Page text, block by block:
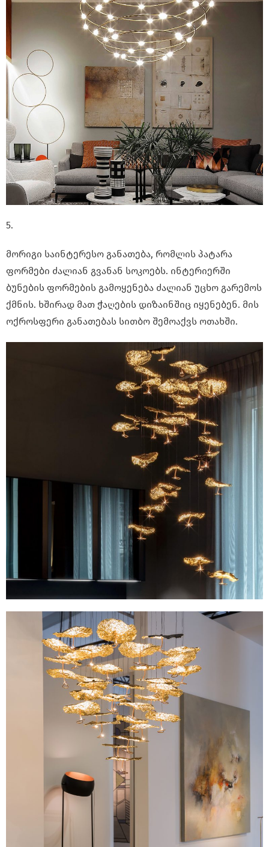
5.
მორიგი საინტერესო განათება, რომლის პატარა
ფორმები ძალიან გვანან სოკოებს. ინტერიერში
ბუნების ფორმების გამოყენება ძალიან უცხო გარემოს
ქმნის. ხშირად მათ ჭაღების დიზაინშიც იყენებენ. მის
ოქროსფერი განათებას სითბო შემოაქვს ოთახში.